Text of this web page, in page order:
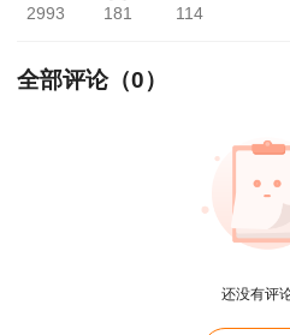
上午9:00－12:00 建
下午 14:00－18:00
（二）一级造价工程
2993 181 114
全部评论（0）
还没有评